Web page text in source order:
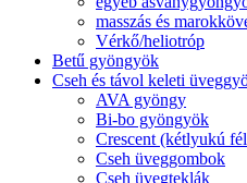
masszás és
Vérkő/heliotróp
Betű gyöngyök
Cseh és távol keleti
AVA gyöngy
Bi-bo gyöngyök
Crescent (kétlyukú
Cseh üveggombok
Cseh üvegteklák